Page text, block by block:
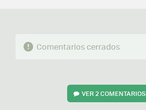
Comentarios cerrados
VER2 COMENTARIOS